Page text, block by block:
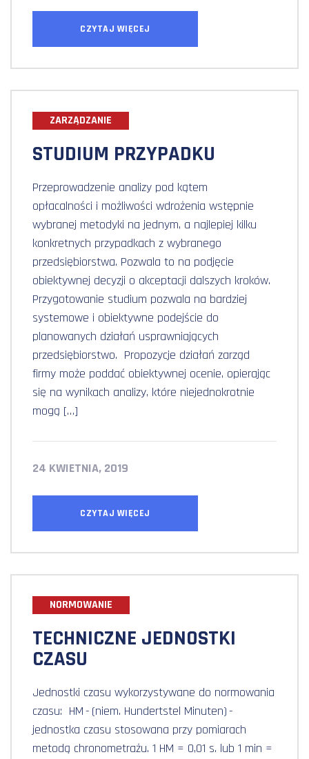
CZYTAJ WIĘCEJ
ZARZĄDZANIE
STUDIUM PRZYPADKU
Przeprowadzenie analizy pod kątem
opłacalności i możliwości wdrożenia wstępnie
wybranej metodyki na jednym, a najlepiej kilku
konkretnych przypadkach z wybranego
przedsiębiorstwa. Pozwala to na podjęcie
obiektywnej decyzji o akceptacji dalszych kroków.
Przygotowanie studium pozwala na bardziej
systemowe i obiektywne podejście do
planowanych działań usprawniających
przedsiębiorstwo. Propozycje działań zarząd
firmy może poddać obiektywnej ocenie, opierając
się na wynikach analizy, które niejednokrotnie
mogą […]
24 KWIETNIA, 2019
CZYTAJ WIĘCEJ
NORMOWANIE
TECHNICZNE JEDNOSTKI
CZASU
Jednostki czasu wykorzystywane do normowania
czasu: HM - (niem. Hundertstel Minuten) -
jednostka czasu stosowana przy pomiarach
metodą chronometrażu. 1 HM = 0,01 s. lub 1 min =